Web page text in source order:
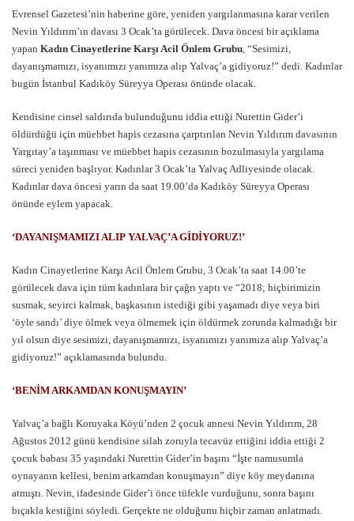
Evrensel Gazetesi’nin haberine göre, yeniden yargılanmasına karar verilen
Nevin Yıldırım’ın davası 3 Ocak’ta görülecek. Dava öncesi bir açıklama
yapan Kadın Cinayetlerine Karşı Acil Önlem Grubu, “Sesimizi,
dayanışmamızı, isyanımızı yanımıza alıp Yalvaç’a gidiyoruz!” dedi. Kadınlar
bugün İstanbul Kadıköy Süreyya Operası önünde olacak.
Kendisine cinsel saldırıda bulunduğunu iddia ettiği Nurettin Gider’i
öldürdüğü için müebbet hapis cezasına çarptırılan Nevin Yıldırım davasının
Yargıtay’a taşınması ve müebbet hapis cezasının bozulmasıyla yargılama
süreci yeniden başlıyor. Kadınlar 3 Ocak’ta Yalvaç Adliyesinde olacak.
Kadınlar dava öncesi yarın da saat 19.00’da Kadıköy Süreyya Operası
önünde eylem yapacak.
‘DAYANIŞMAMIZI ALIP YALVAÇ’A GİDİYORUZ!’
Kadın Cinayetlerine Karşı Acil Önlem Grubu, 3 Ocak’ta saat 14.00’te
görülecek dava için tüm kadınlara bir çağrı yaptı ve “2018; hiçbirimizin
susmak, seyirci kalmak, başkasının istediği gibi yaşamadı diye veya biri
‘öyle sandı’ diye ölmek veya ölmemek için öldürmek zorunda kalmadığı bir
yıl olsun diye sesimizi, dayanışmamızı, isyanımızı yanımıza alıp Yalvaç’a
gidiyoruz!” açıklamasında bulundu.
‘BENİM ARKAMDAN KONUŞMAYIN’
Yalvaç’a bağlı Koruyaka Köyü’nden 2 çocuk annesi Nevin Yıldırım, 28
Ağustos 2012 günü kendisine silah zoruyla tecavüz ettiğini iddia ettiği 2
çocuk babası 35 yaşındaki Nurettin Gider’in başını “İşte namusumla
oynayanın kellesi, benim arkamdan konuşmayın” diye köy meydanına
atmıştı. Nevin, ifadesinde Gider’i önce tüfekle vurduğunu, sonra başını
bıçakla kestiğini söyledi. Gerçekte ne olduğunu hiçbir zaman anlatmadı.